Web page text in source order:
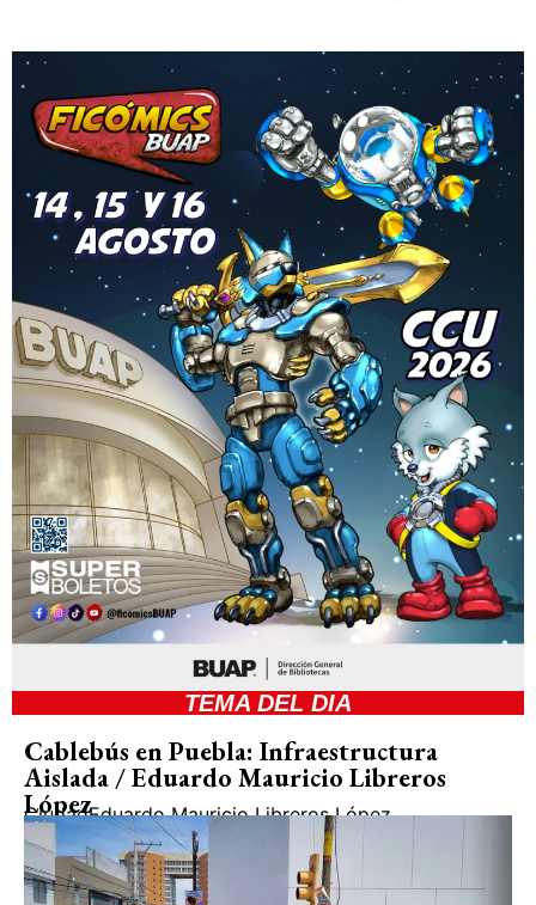
TEMA DEL DIA
Cablebús en Puebla: Infraestructura
Aislada / Eduardo Mauricio Libreros
López
CiudadEduardo Mauricio Libreros López